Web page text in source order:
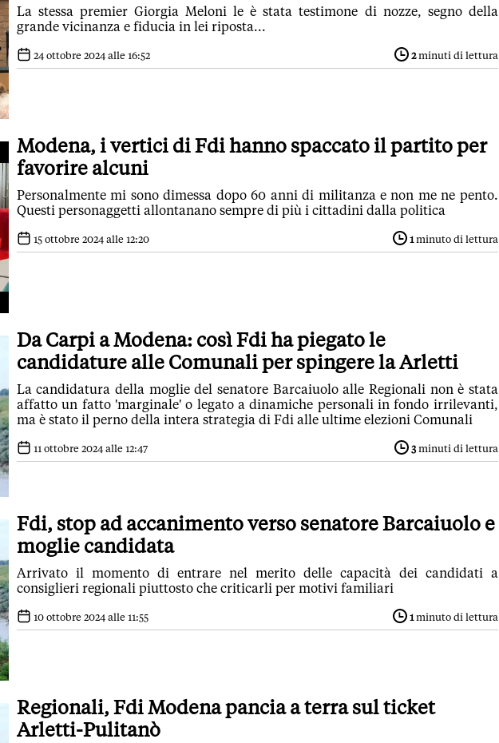
Tutti gli Articoli
La stessa premier Giorgia Meloni le è stata testimone di nozze, segno della
grande vicinanza e fiducia in lei riposta...
24 ottobre 2024 alle 16:52 2minuti di lettura
Modena, i vertici di Fdi hanno spaccato il partito per
favorire alcuni
Personalmente mi sono dimessa dopo 60 anni di militanza e non me ne pento.
Questi personaggetti allontanano sempre di più i cittadini dalla politica
15 ottobre 2024 alle 12:20 1minuto di lettura
Da Carpi a Modena: così Fdi ha piegato le
candidature alle Comunali per spingere la Arletti
La candidatura della moglie del senatore Barcaiuolo alle Regionali non è stata
affatto un fatto 'marginale' o legato a dinamiche personali in fondo irrilevanti,
ma è stato il perno della intera strategia di Fdi alle ultime elezioni Comunali
11 ottobre 2024 alle 12:47 3minuti di lettura
Fdi, stop ad accanimento verso senatore Barcaiuolo e
moglie candidata
Arrivato il momento di entrare nel merito delle capacità dei candidati a
consiglieri regionali piuttosto che criticarli per motivi familiari
10 ottobre 2024 alle 11:55 1minuto di lettura
Regionali, Fdi Modena pancia a terra sul ticket
Arletti-Pulitanò